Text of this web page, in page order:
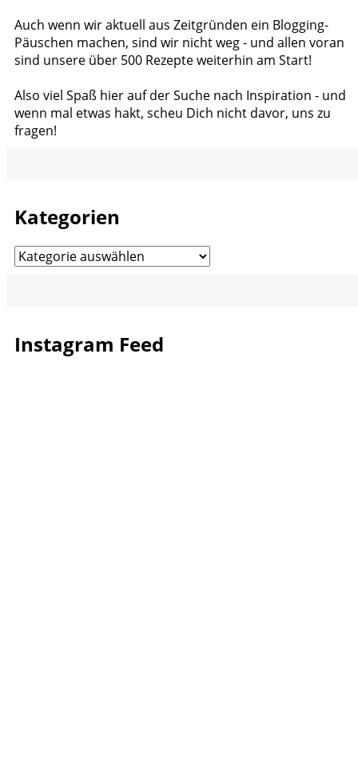
Auch wenn wir aktuell aus Zeitgründen ein Blogging-
Päuschen machen, sind wir nicht weg - und allen voran
sind unsere über 500 Rezepte weiterhin am Start!
Also viel Spaß hier auf der Suche nach Inspiration - und
wenn mal etwas hakt, scheu Dich nicht davor, uns zu
fragen!
Kategorien
Kategorien
Instagram Feed